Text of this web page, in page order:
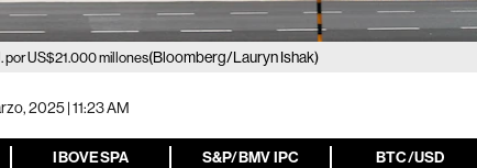
por US$21.000 millones(Bloomberg/Lauryn Ishak)
2025 | 11:23 AM
IBOVESPA S&P/BMV IPC BTC/USD